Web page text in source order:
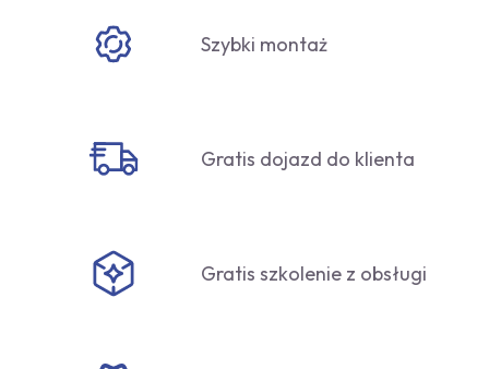
Szybki montaż
Gratis dojazd do klienta
Gratis szkolenie z obsługi